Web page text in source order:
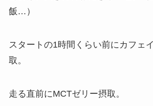
飯…）
スタートの1時間くらい前にカフェ
取。
走る直前にMCTゼリー摂取。